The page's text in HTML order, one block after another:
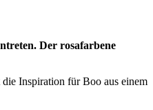
Der rosafarbene
Inspiration für Boo aus einem